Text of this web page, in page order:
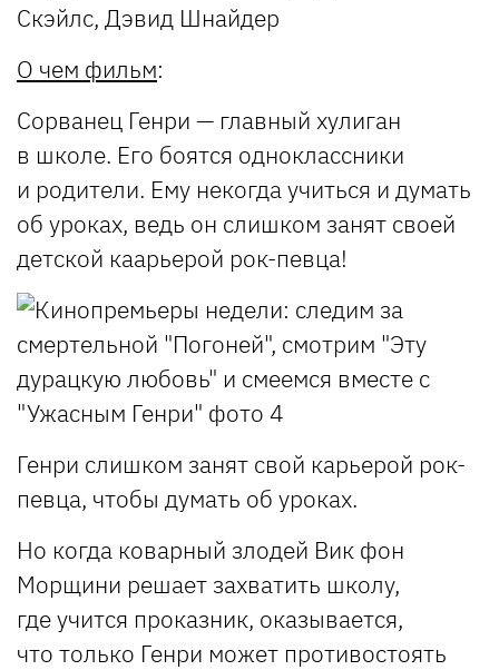
Скэйлс, Дэвид Шнайдер
О чем фильм:
Сорванец Генри — главный хулиган
в школе. Его боятся одноклассники
и родители. Ему некогда учиться и думать
об уроках, ведь он слишком занят своей
детской каарьерой рок-певца!
Генри слишком занят свой карьерой рок-
певца, чтобы думать об уроках.
Но когда коварный злодей Вик фон
Морщини решает захватить школу,
где учится проказник, оказывается,
что только Генри может противостоять